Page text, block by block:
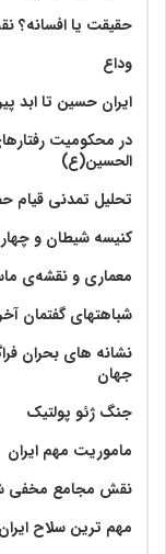
حقیقت یا افسانه؟‌
وداع
ایران حسین تا ابد
در محکومیت
الحسین(ع)
تحلیل تمدنی قیام
کنیسه شیطان و چهار
معماری و نقشه‌ی
شباهتهای گفتمان
نشانه های بحران
جهان
جنگ ژئو پولتیک
ماموریت مهم ایران
نقش مجامع مخفی
مهم ترین سلاح ایران